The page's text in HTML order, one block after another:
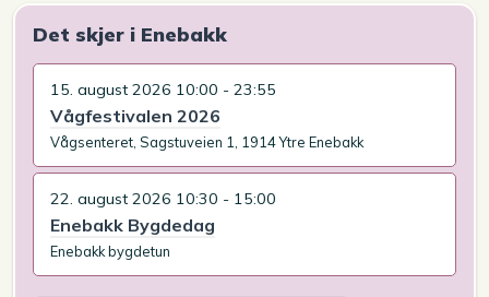
Det skjer i Enebakk
15. august 2026 10:00 - 23:55
Vågfestivalen 2026
Vågsenteret, Sagstuveien 1, 1914 Ytre Enebakk
22. august 2026 10:30 - 15:00
Enebakk Bygdedag
Enebakk bygdetun